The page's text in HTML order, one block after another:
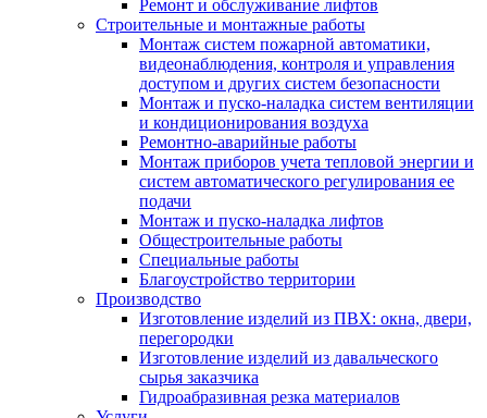
Ремонт и обслуживание лифтов
Строительные и монтажные работы
Монтаж систем пожарной автоматики,
видеонаблюдения, контроля и управления
доступом и других систем безопасности
Монтаж и пуско-наладка систем вентиляции
и кондиционирования воздуха
Ремонтно-аварийные работы
Монтаж приборов учета тепловой энергии и
систем автоматического регулирования ее
подачи
Монтаж и пуско-наладка лифтов
Общестроительные работы
Специальные работы
Благоустройство территории
Производство
Изготовление изделий из ПВХ: окна, двери,
перегородки
Изготовление изделий из давальческого
сырья заказчика
Гидроабразивная резка материалов